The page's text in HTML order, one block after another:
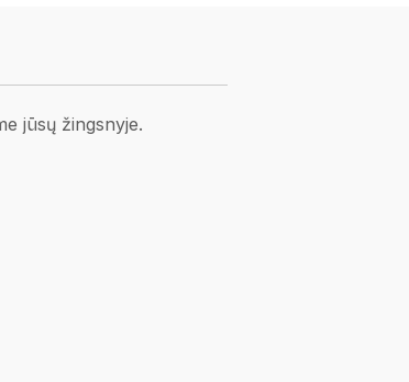
jūsų žingsnyje.